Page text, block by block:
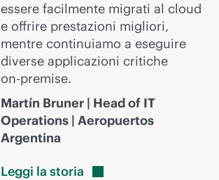
essere facilmente migrati al cloud
e offrire prestazioni migliori,
mentre continuiamo a eseguire
diverse applicazioni critiche
on-premise.
Martín Bruner | Head of IT
Operations | Aeropuertos
Argentina
Leggi la storia